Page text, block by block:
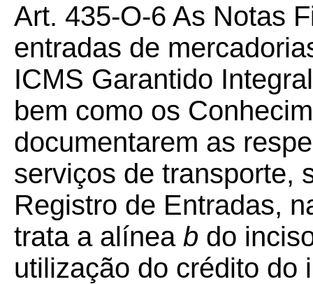
Art. 435-O-6 As Notas
entradas de
ICMS Garantido
bem como os
documentarem as
serviços de transporte,
Registro de Entradas,
trata a alínea b do
utilização do crédito do